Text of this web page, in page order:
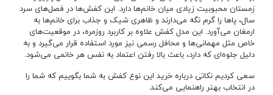
زمستان محبوبیت زیادی میان خانم‌ها دارد‌. این کفش‌ها در فصل‌های سرد
سال، پاها را گرم نگه می‌دارند و ظاهری شیک و جذاب برای خانم‌ها به
ارمغان می‌آورد. این مدل کفش علاوه بر کاربرد روزمره، در موقعیت‌های
خاص مثل مهمانی‌ها و محافل رسمی نیز مورد استفاده قرار می‌گیرد و به
دلیل جلوه‌ای که دارد، باعث بالا رفتن اعتماد به نفس هر خانمی می‌شود.
سعی کردیم نکاتی درباره خرید این نوع کفش به شما بگوییم که شما را
در انتخاب بهتر راهنمایی می‌کند.